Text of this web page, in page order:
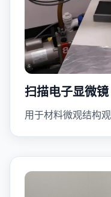
扫描电子显微镜
用于材料微观结构